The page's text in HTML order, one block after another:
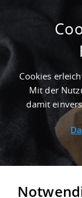
GEPFLEGT -
Startseite
Cookies
Mit der
damit